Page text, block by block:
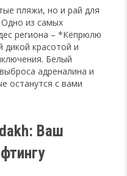
пляжи, но и рай для
из самых
региона – *Кёпрюлю
красотой и
Белый
адреналина и
останутся с вами
Ваш